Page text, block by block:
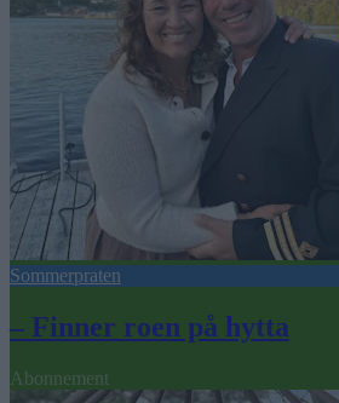
Sommerpraten
– Finner roen på hytta
Abonnement